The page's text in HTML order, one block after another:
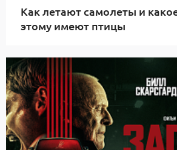
Как летают самолеты и
этому имеют птицы